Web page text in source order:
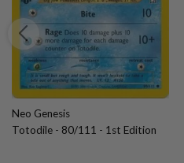
Neo Genesis
Totodile - 80/111 - 1st Edition